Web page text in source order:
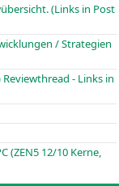
(Links in Post
/ Strategien
Reviewthread - Links in
(ZEN5 12/10 Kerne,